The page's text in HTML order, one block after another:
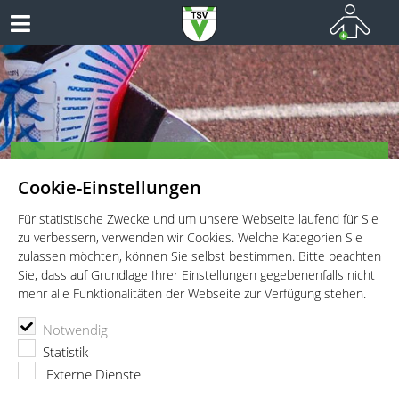
Cookie-Einstellungen
Für statistische Zwecke und um unsere Webseite laufend für Sie
zu verbessern, verwenden wir Cookies. Welche Kategorien Sie
zulassen möchten, können Sie selbst bestimmen. Bitte beachten
Sie, dass auf Grundlage Ihrer Einstellungen gegebenenfalls nicht
mehr alle Funktionalitäten der Webseite zur Verfügung stehen.
Notwendig
Statistik
Externe Dienste
Leichtathletik für Wettkämpfer, Leistungssportler und
Freitzeitathleten
TSV Vaterstetten e.V.
4. Zucheringer Wurffünfkampf
4. Zucheringer Wurffünfkampf